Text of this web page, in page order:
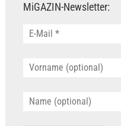
MiGAZIN-Newsletter: